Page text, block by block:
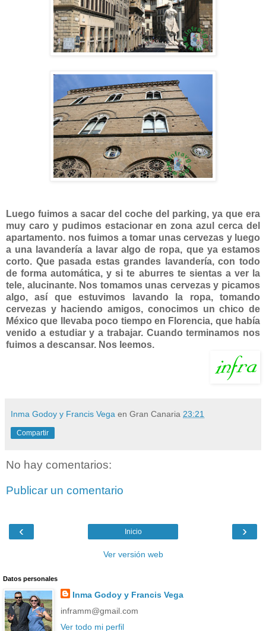
Luego fuimos a sacar del coche del parking, ya que era
muy caro y pudimos estacionar en zona azul cerca del
apartamento. nos fuimos a tomar unas cervezas y luego
a una lavandería a lavar algo de ropa, que ya estamos
corto. Que pasada estas grandes lavandería, con todo
de forma automática, y si te aburres te sientas a ver la
tele, alucinante. Nos tomamos unas cervezas y picamos
algo, así que estuvimos lavando la ropa, tomando
cervezas y haciendo amigos, conocimos un chico de
México que llevaba poco tiempo en Florencia, que había
venido a estudiar y a trabajar. Cuando terminamos nos
fuimos a descansar. Nos leemos.
Inma Godoy y Francis Vega en Gran Canaria 23:21
Compartir
No hay comentarios:
Publicar un comentario
‹ ›
Inicio
Ver versión web
Datos personales
Inma Godoy y Francis Vega
inframm@gmail.com
Ver todo mi perfil